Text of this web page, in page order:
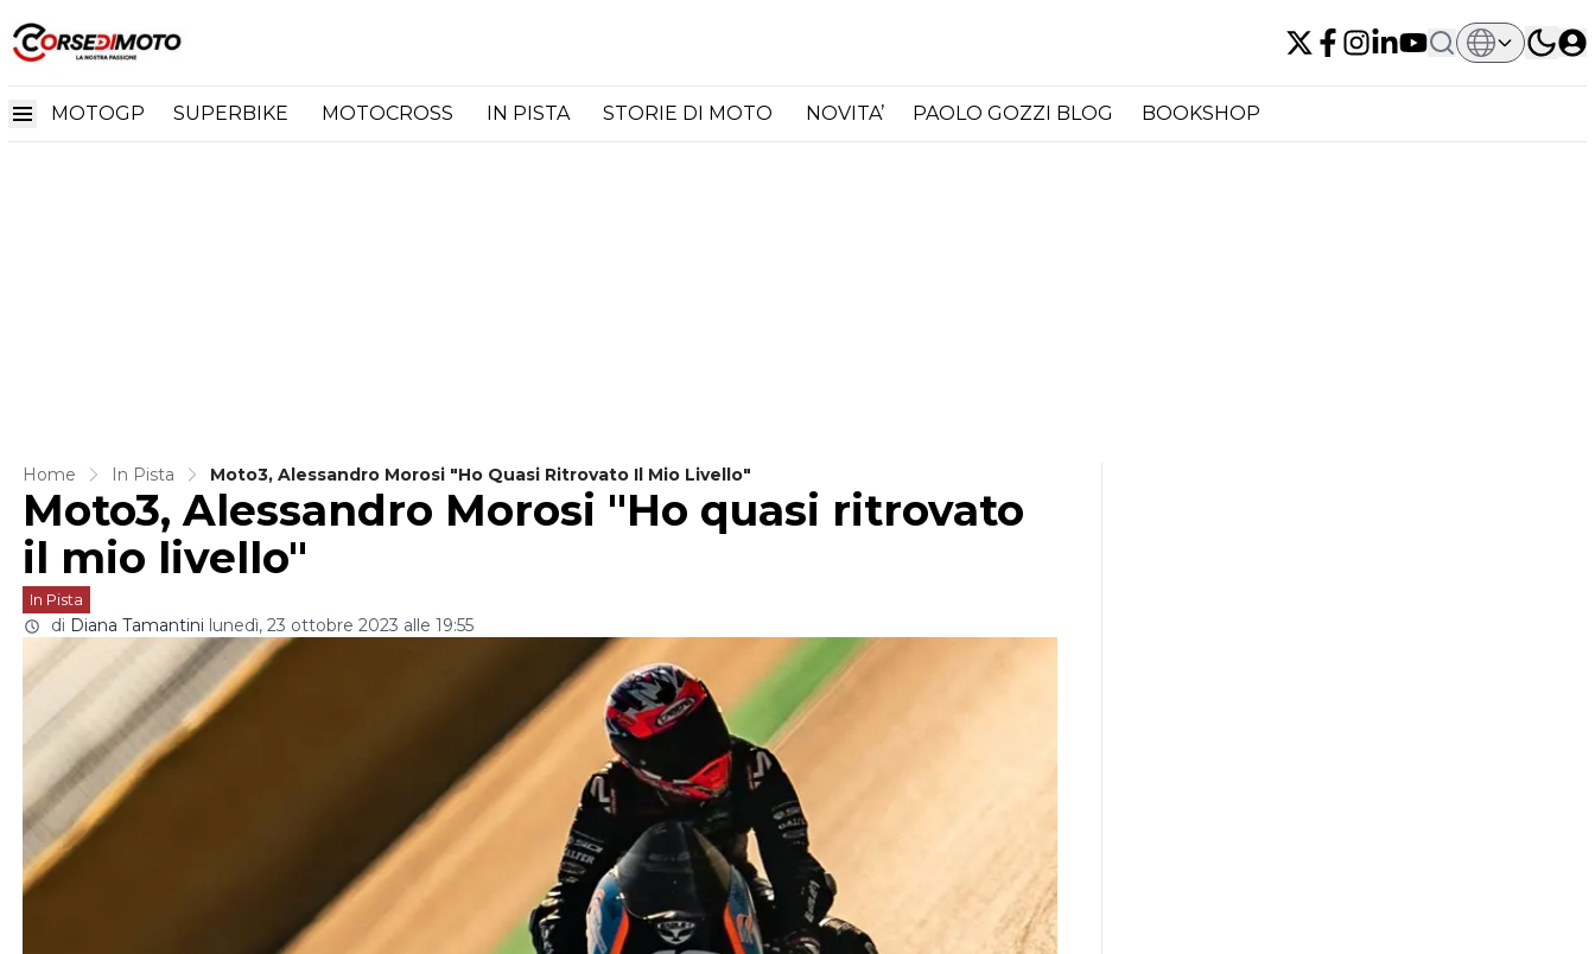
MOTOGP SUPERBIKE MOTOCROSS IN PISTA STORIE DI MOTO NOVITA’ PAOLO GOZZI BLOG BOOKSHOP
Home In Pista Moto3, Alessandro Morosi "Ho Quasi Ritrovato Il Mio Livello"
Moto3, Alessandro Morosi "Ho quasi ritrovato
il mio livello"
In Pista
di Diana Tamantini lunedì, 23 ottobre 2023 alle 19:55